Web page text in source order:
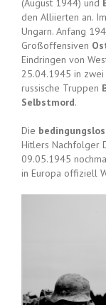
(August 1944) und
den Alliierten an.
Ungarn. Anfang
Großoffensiven
Eindringen von
25.04.1945 in
russische Truppen
Selbstmord.
Die
Hitlers Nachfolger
09.05.1945
in Europa offiziell